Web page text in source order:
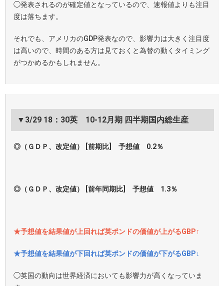
◯発表されるのが確定値となっているので、速報値よりも注目
度は落ちます。
それでも、アメリカのGDP発表なので、影響力は大きく注目度
は高いので、時間のある方は見ておくと為替の動くタイミング
がつかめるかもしれません。
▼3/29 18：30英 10-12月期 四半期国内総生産
◎（ＧＤＰ、改定値） [前期比] 予想値 0.2％
◎（ＧＤＰ、改定値） [前年同期比] 予想値 1.3％
★予想値を結果値が上回れば英ポンドの価値が上がるGBP↑
★予想値を結果値が下回れば英ポンドの価値が下がるGBP↓
◯英国の動向は世界経済においても影響力が高くなっていま